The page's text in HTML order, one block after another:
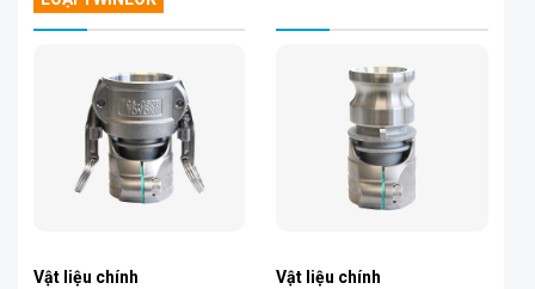
Vật liệu chính Vật liệu chính